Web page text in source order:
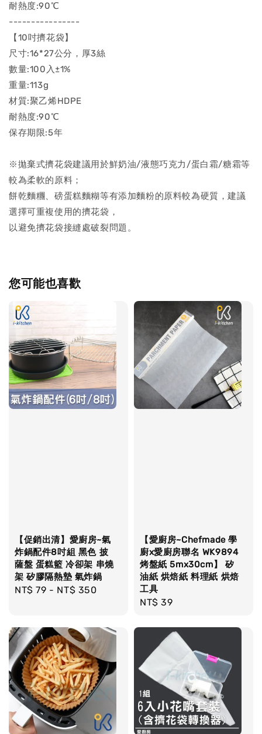
耐熱度:90℃
----------------
【10吋擠花袋】
尺寸:16*27公分，厚3絲
數量:100入±1%
重量:113g
材質:聚乙烯HDPE
耐熱度:90℃
保存期限:5年
※拋棄式擠花袋建議用於鮮奶油/液態巧克力/蛋白霜/糖霜等
較為柔軟的原料；
餅乾麵糰、磅蛋糕麵糊等有添加麵粉的原料較為硬質，建議
選擇可重複使用的擠花袋，
以避免擠花袋接縫處破裂問題。
您可能也喜歡
【促銷出清】愛廚房~氣
炸鍋配件8吋組 黑色 披
薩盤 蛋糕籃 冷卻架 串燒
架 矽膠隔熱墊 氣炸鍋
Regular
NT$ 79 - NT$ 350
【愛廚房~Chefmade 學
廚x愛廚房聯名 WK9894
烤盤紙 5mx30cm】 矽
油紙 烘焙紙 料理紙 烘焙
工具
Regular
NT$ 39